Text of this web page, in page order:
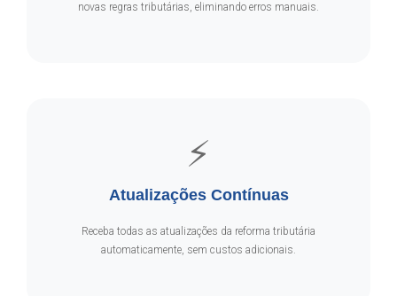
novas regras tributárias, eliminando erros manuais.
⚡
Atualizações Contínuas
Receba todas as atualizações da reforma tributária
automaticamente, sem custos adicionais.